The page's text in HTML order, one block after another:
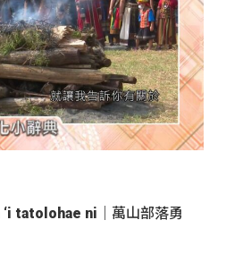
‘i tatolohae ni｜萬山部落勇